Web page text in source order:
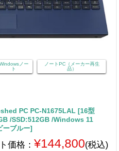
ノー
ト
ノートPC（メーカー再生
品）
PC PC-N1675LAL [16型
/SSD:512GB /Windows 11
ーブルー]
価格： ¥144,800(税込)